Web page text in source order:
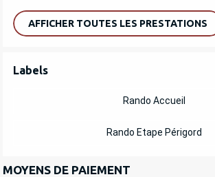
AFFICHER TOUTES LES PRESTATIONS
OFFRES DE PRESTATIONS
Labels
Labels
Rando Accueil
Rando Etape Périgord
MOYENS DE PAIEMENT